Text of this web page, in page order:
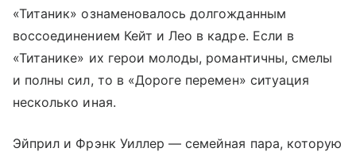
«Титаник» ознаменовалось долгожданным
воссоединением Кейт и Лео в кадре. Если в
«Титанике» их герои молоды, романтичны, смелы
и полны сил, то в «Дороге перемен» ситуация
несколько иная.
Эйприл и Фрэнк Уиллер — семейная пара, которую